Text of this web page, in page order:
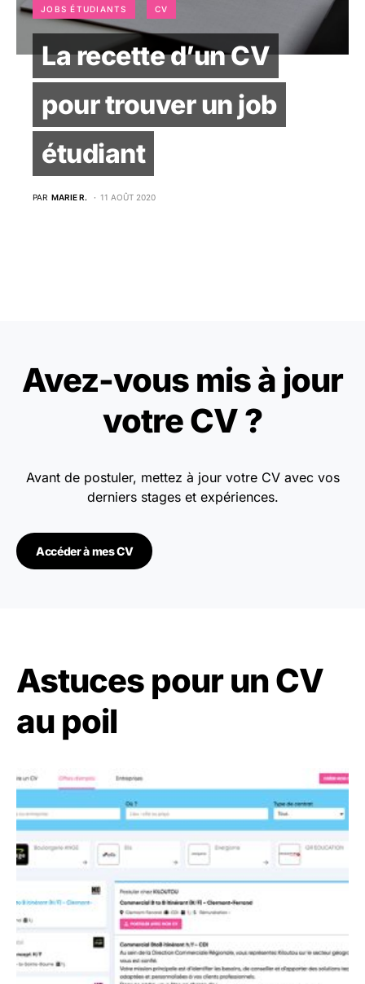
JOBS ÉTUDIANTS CV
La recette d’un CV
pour trouver un job
étudiant
PAR MARIE R. 11 AOÛT 2020
Avez-vous mis à jour
votre CV ?
Avant de postuler, mettez à jour votre CV avec vos
derniers stages et expériences.
Accéder à mes CV
Astuces pour un CV
au poil